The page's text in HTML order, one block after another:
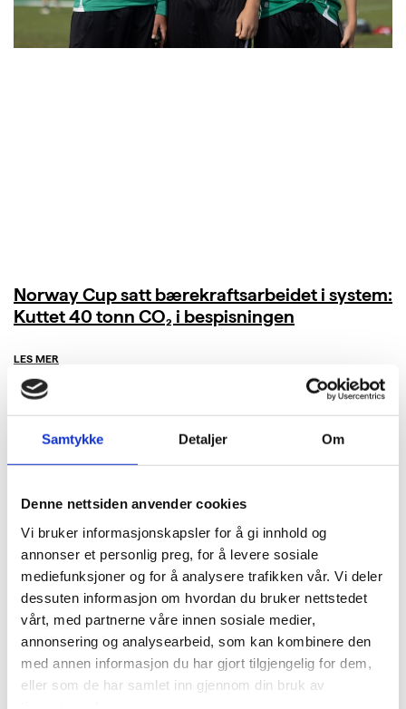
Samtykke Detaljer Om
Denne nettsiden anvender cookies
Vi bruker informasjonskapsler for å gi innhold og
annonser et personlig preg, for å levere sosiale
mediefunksjoner og for å analysere trafikken vår. Vi deler
dessuten informasjon om hvordan du bruker nettstedet
vårt, med partnerne våre innen sosiale medier,
annonsering og analysearbeid, som kan kombinere den
med annen informasjon du har gjort tilgjengelig for dem,
eller som de har samlet inn gjennom din bruk av
Norway Cup satt bærekraftsarbeidet i system:
Kuttet 40 tonn CO₂ i bespisningen
LES MER